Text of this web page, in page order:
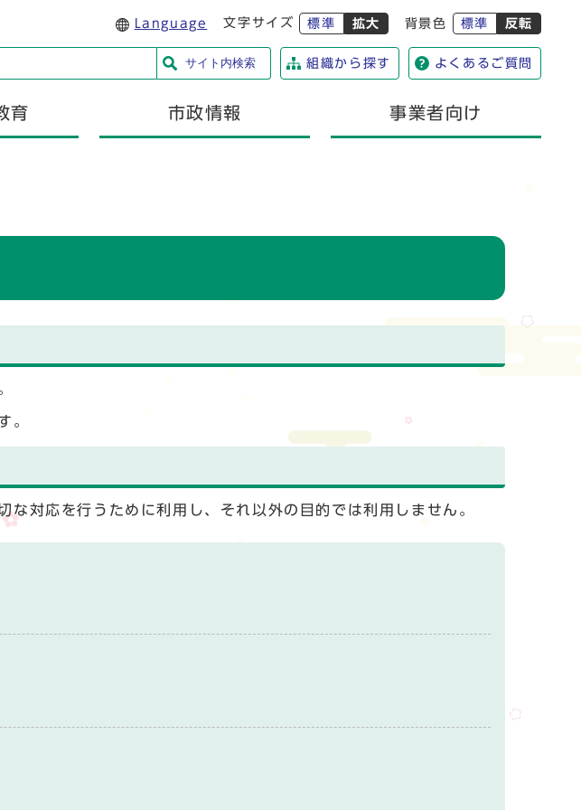
Language 文字サイズ 標準 拡大 背景色 標準 反転
サイト内検索 組織から探す よくあるご質問
育 市政情報 事業者向け
。
対応を行うために利用し、それ以外の目的では利用しません。